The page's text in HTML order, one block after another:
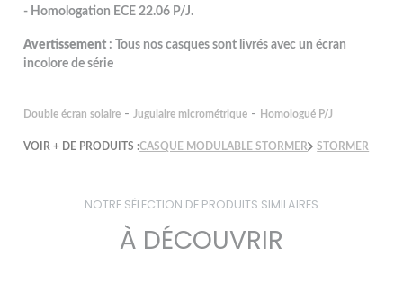
- Homologation ECE 22.06 P/J.
Avertissement : Tous nos casques sont livrés avec un écran
incolore de série
Double écran solaire - Jugulaire micrométrique - Homologué P/J
VOIR + DE PRODUITS :CASQUE MODULABLE STORMER STORMER
NOTRE SÉLECTION DE PRODUITS SIMILAIRES
À DÉCOUVRIR